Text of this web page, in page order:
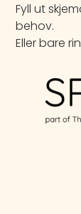
Fyll ut
behov.
Eller bare